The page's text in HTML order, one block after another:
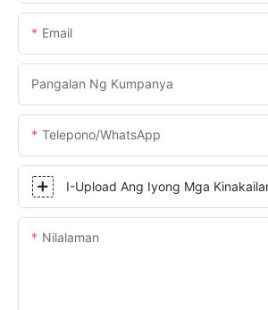
Email
Pangalan Ng Kumpanya
Telepono/WhatsApp
I-Upload Ang Iyong Mga
Nilalaman